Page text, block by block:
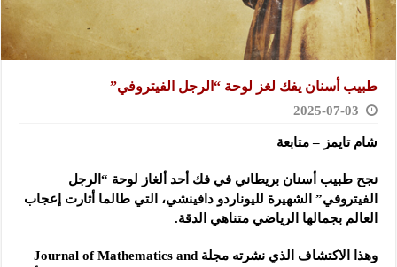
طبيب أسنان يفك لغز لوحة “الرجل الفيتروفي”
2025-07-03
شام تايمز – متابعة
نجح طبيب أسنان بريطاني في فك أحد ألغاز لوحة “الرجل
الفيتروفي” الشهيرة لليوناردو دافينشي، التي طالما أثارت إعجاب
العالم بجمالها الرياضي متناهي الدقة.
وهذا الاكتشاف الذي نشرته مجلة Journal of Mathematics and